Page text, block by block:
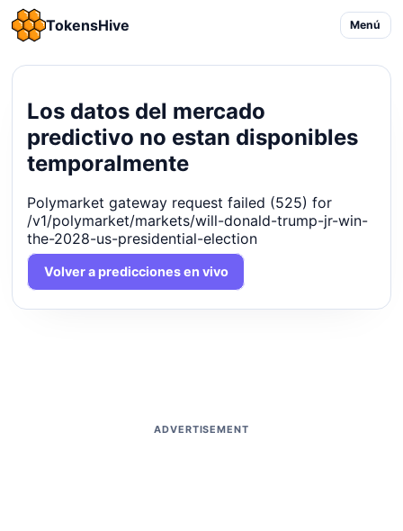
TokensHive Menú
Los datos del mercado
predictivo no estan disponibles
temporalmente
Polymarket gateway request failed (525) for
/v1/polymarket/markets/will-donald-trump-jr-win-
the-2028-us-presidential-election
Volver a predicciones en vivo
ADVERTISEMENT